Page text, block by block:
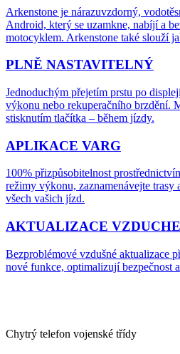
Arkenstone je nárazuvzdorný,
Android, který se uzamkne, nabíjí a
motocyklem. Arkenstone také slouží
PLNĚ NASTAVITELNÝ
Jednoduchým přejetím prstu po
výkonu nebo rekuperačního brzdění.
stisknutím tlačítka – během jízdy.
APLIKACE VARG
100% přizpůsobitelnost
režimy výkonu, zaznamenávejte trasy
všech vašich jízd.
AKTUALIZACE
Bezproblémové vzdušné aktualizace
nové funkce, optimalizují bezpečnost
Chytrý telefon vojenské třídy